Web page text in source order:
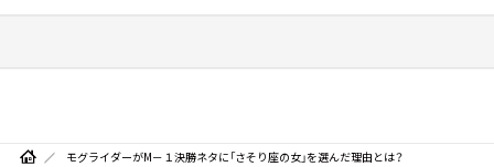
モグライダーがM－１決勝ネタに「さそり座の女」を選んだ理由とは？